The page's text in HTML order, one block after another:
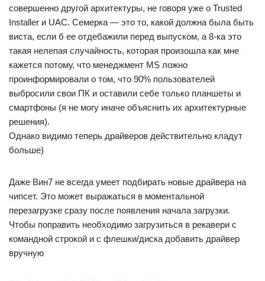
совершенно другой архитектуры, не говоря уже о Trusted
Installer и UAC. Семерка — это то, какой должна была быть
виста, если б ее отдебажили перед выпуском, а 8-ка это
такая нелепая случайность, которая произошла как мне
кажется потому, что менеджмент MS ложно
проинформировали о том, что 90% пользователей
выбросили свои ПК и оставили себе только планшеты и
смартфоны (я не могу иначе объяснить их архитектурные
решения).
Однако видимо теперь драйверов действительно кладут
больше)
Даже Вин7 не всегда умеет подбирать новые драйвера на
чипсет. Это может выражаться в моментальной
перезагрузке сразу после появления начала загрузки.
Чтобы поправить необходимо загрузиться в рекавери с
командной строкой и с флешки/диска добавить драйвер
вручную